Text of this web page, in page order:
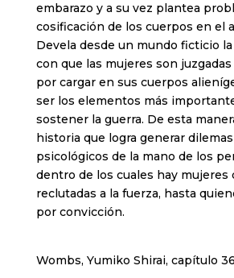
embarazo y a su vez plantea
cosificación de los cuerpos en el
Devela desde un mundo ficticio la
con que las mujeres son juzgadas
por cargar en sus cuerpos
ser los elementos más
sostener la guerra. De esta
historia que logra generar
psicológicos de la mano de los
dentro de los cuales hay mujeres
reclutadas a la fuerza, hasta
por convicción.
Wombs, Yumiko Shirai, capítulo 36